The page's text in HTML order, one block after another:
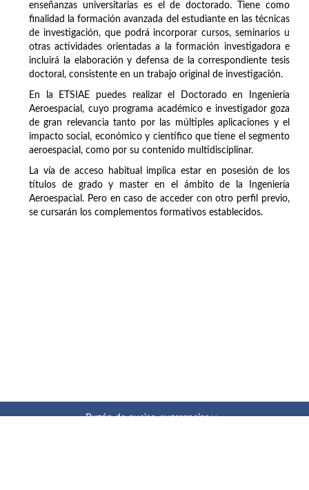
enseñanzas universitarias es el de doctorado. Tiene como
finalidad la formación avanzada del estudiante en las técnicas
de investigación, que podrá incorporar cursos, seminarios u
otras actividades orientadas a la formación investigadora e
incluirá la elaboración y defensa de la correspondiente tesis
doctoral, consistente en un trabajo original de investigación.
En la ETSIAE puedes realizar el Doctorado en Ingeniería
Aeroespacial, cuyo programa académico e investigador goza
de gran relevancia tanto por las múltiples aplicaciones y el
impacto social, económico y científico que tiene el segmento
aeroespacial, como por su contenido multidisciplinar.
La vía de acceso habitual implica estar en posesión de los
títulos de grado y master en el ámbito de la Ingeniería
Aeroespacial. Pero en caso de acceder con otro perfil previo,
se cursarán los complementos formativos establecidos.
Buzón de quejas, sugerencias y